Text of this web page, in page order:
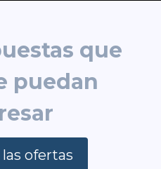
que
puedan
ofertas